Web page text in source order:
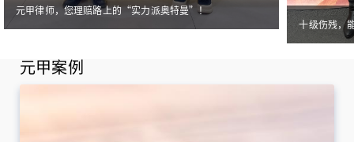
元甲律师，您理赔路上的“实力派奥特曼”！
十级伤残，
元甲案例